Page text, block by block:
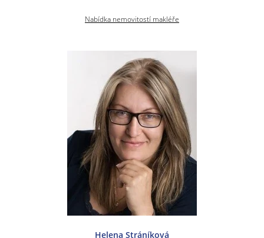
Nabídka nemovitostí makléře
Helena Stráníková